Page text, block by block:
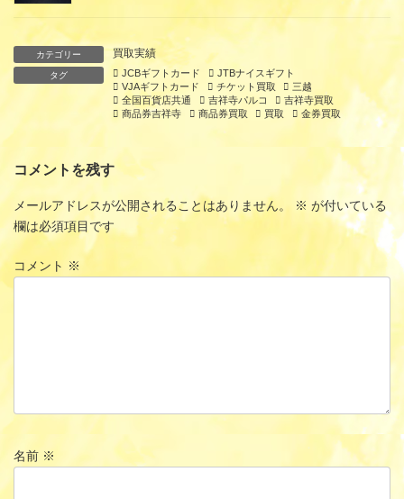
カテゴリー 買取実績
タグ JCBギフトカード
JTBナイスギフト
VJAギフトカード
チケット買取
三越
全国百貨店共通
吉祥寺パルコ
吉祥寺買取
商品券吉祥寺
商品券買取 買取 金券買取
コメントを残す
メールアドレスが公開されることはありません。 ※ が付いている
欄は必須項目です
コメント ※
名前 ※